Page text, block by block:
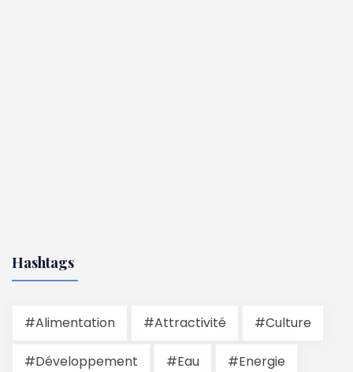
Hashtags
#Alimentation #Attractivité #Culture
#Développement #Eau #Energie